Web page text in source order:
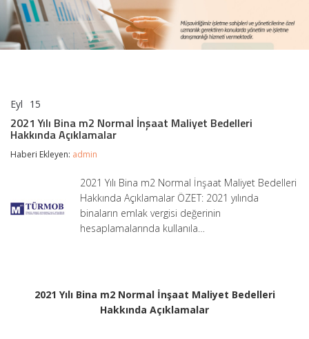
Eyl 15
Bina
m2
Normal
İnşaat
Bedelleri
Hakkında
Açıklamalar
2021 Yılı Bina m2 Normal İnşaat Maliyet Bedelleri
Hakkında Açıklamalar
Haberi Ekleyen: admin
2021 Yılı Bina m2 Normal İnşaat Maliyet Bedelleri
Hakkında Açıklamalar ÖZET: 2021 yılında
binaların emlak vergisi değerinin
hesaplamalarında kullanıla…
2021 Yılı Bina m2 Normal İnşaat Maliyet Bedelleri
Hakkında Açıklamalar